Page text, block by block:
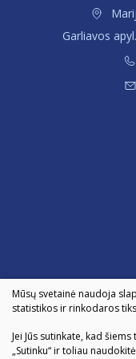
Garliavos
Mūsų svetainė naudoja
statistikos ir rinkodaros
Jei Jūs sutinkate, kad
„Sutinku“ ir toliau